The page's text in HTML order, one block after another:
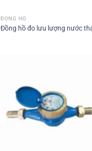
ĐỒNG HỒ
Đồng hồ đo lưu lượng nước